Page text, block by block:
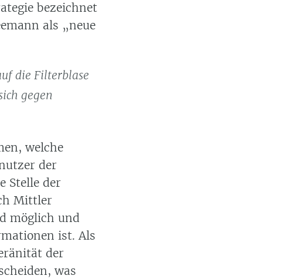
bezeichnet
als „neue
die Filterblase
gegen
welche
der
Stelle der
Mittler
möglich und
ist. Als
der
was